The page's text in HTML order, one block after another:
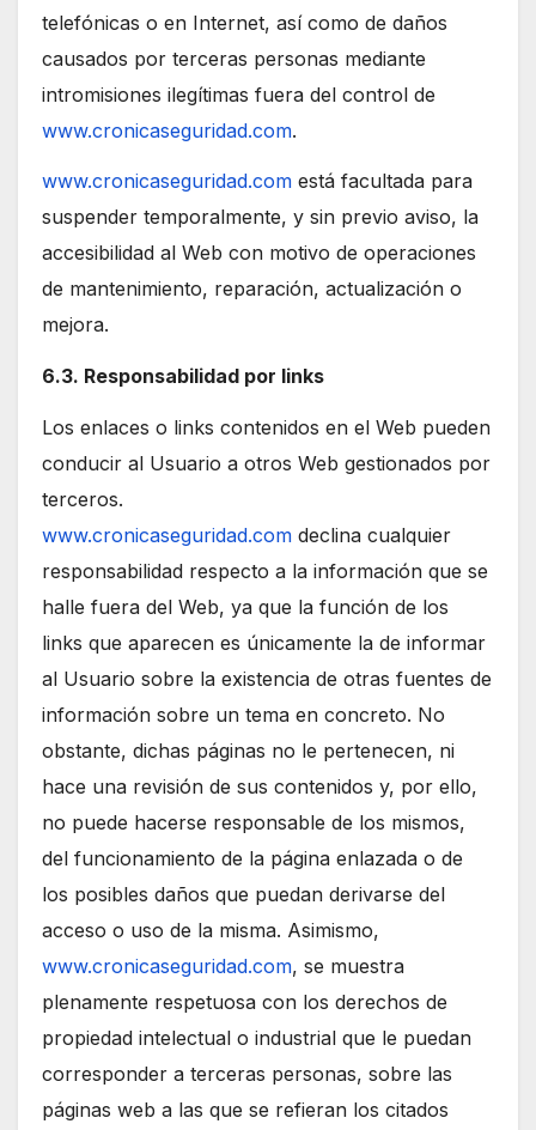
telefónicas o en Internet, así como de daños
causados por terceras personas mediante
intromisiones ilegítimas fuera del control de
www.cronicaseguridad.com.
www.cronicaseguridad.com está facultada para
suspender temporalmente, y sin previo aviso, la
accesibilidad al Web con motivo de operaciones
de mantenimiento, reparación, actualización o
mejora.
6.3. Responsabilidad por links
Los enlaces o links contenidos en el Web pueden
conducir al Usuario a otros Web gestionados por
terceros.
www.cronicaseguridad.com declina cualquier
responsabilidad respecto a la información que se
halle fuera del Web, ya que la función de los
links que aparecen es únicamente la de informar
al Usuario sobre la existencia de otras fuentes de
información sobre un tema en concreto. No
obstante, dichas páginas no le pertenecen, ni
hace una revisión de sus contenidos y, por ello,
no puede hacerse responsable de los mismos,
del funcionamiento de la página enlazada o de
los posibles daños que puedan derivarse del
acceso o uso de la misma. Asimismo,
www.cronicaseguridad.com, se muestra
plenamente respetuosa con los derechos de
propiedad intelectual o industrial que le puedan
corresponder a terceras personas, sobre las
páginas web a las que se refieran los citados